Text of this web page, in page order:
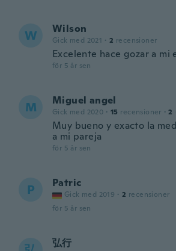
W Wilson
Gick med 2021 · 2 recensioner
Excelente hace gozar a mi
för 5 år sen
M Miguel angel
Gick med 2020 · 15 recensioner · 2
Muy bueno y exacto la
a mi pareja
för 5 år sen
P Patric
Gick med 2019 · 2 recensioner
för 5 år sen
弘行